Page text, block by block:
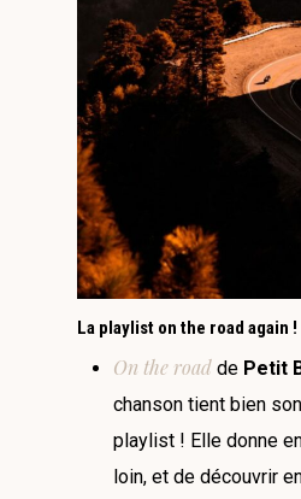
La playlist on the road again !
On the road de Petit
chanson tient bien
playlist ! Elle donne
loin, et de découvrir